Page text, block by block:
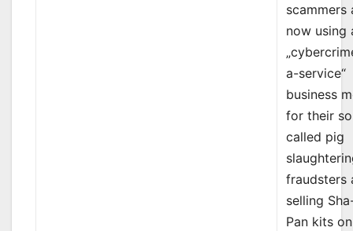
scammers
now using
a-service“
business
for their
called pig
fraudsters
selling
Pan kits